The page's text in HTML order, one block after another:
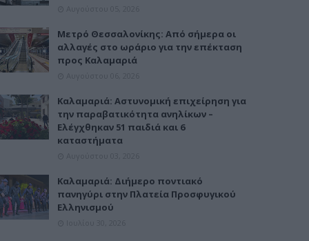
Μετρό Θεσσαλονίκης: Από σήμερα οι
αλλαγές στο ωράριο για την επέκταση
προς Καλαμαριά
Καλαμαριά: Αστυνομική επιχείρηση για
την παραβατικότητα ανηλίκων –
Ελέγχθηκαν 51 παιδιά και 6
καταστήματα
Καλαμαριά: Διήμερο ποντιακό
πανηγύρι στην Πλατεία Προσφυγικού
Ελληνισμού